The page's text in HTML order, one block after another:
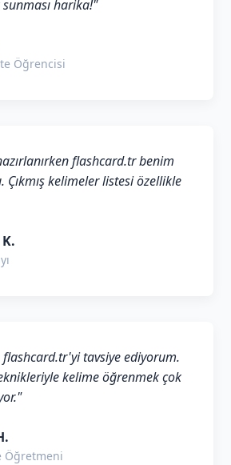
harika!"
Öğrencisi
flashcard.tr benim
Çıkmış kelimeler listesi özellikle
tavsiye ediyorum.
kelime öğrenmek çok
Öğretmeni